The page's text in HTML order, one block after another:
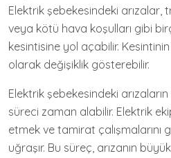
Elektrik şebekesindeki arızalar,
veya kötü hava koşulları gibi
kesintisine yol açabilir.
olarak değişiklik gösterebilir.
Elektrik şebekesindeki
süreci zaman alabilir. Elektrik
etmek ve tamirat çalışmalarını
uğraşır. Bu süreç, arızanın